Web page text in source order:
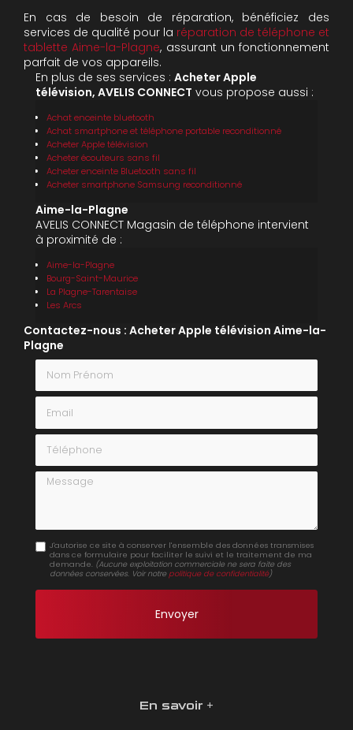
En cas de besoin de réparation, bénéficiez des
services de qualité pour la réparation de téléphone et
tablette Aime-la-Plagne, assurant un fonctionnement
parfait de vos appareils.
En plus de ses services : Acheter Apple
télévision, AVELIS CONNECT vous propose aussi :
Achat enceinte bluetooth
Achat smartphone et téléphone portable reconditionné
Acheter Apple télévision
Acheter écouteurs sans fil
Acheter enceinte Bluetooth sans fil
Acheter smartphone Samsung reconditionné
Aime-la-Plagne
AVELIS CONNECT Magasin de téléphone intervient
à proximité de :
Aime-la-Plagne
Bourg-Saint-Maurice
La Plagne-Tarentaise
Les Arcs
Contactez-nous : Acheter Apple télévision Aime-la-
Plagne
Nom Prénom
Email
Téléphone
Message
J'autorise ce site à conserver l'ensemble des données transmises
dans ce formulaire pour faciliter le suivi et le traitement de ma
demande. (Aucune exploitation commerciale ne sera faite des
données conservées. Voir notre politique de confidentialité)
En savoir +